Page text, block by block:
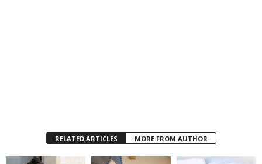
RELATED ARTICLES MORE FROM AUTHOR